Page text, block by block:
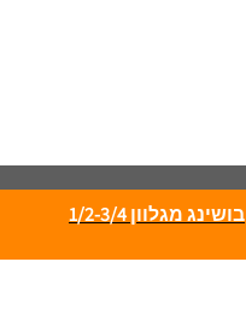
בושינג מגלוון 1/2-3/4